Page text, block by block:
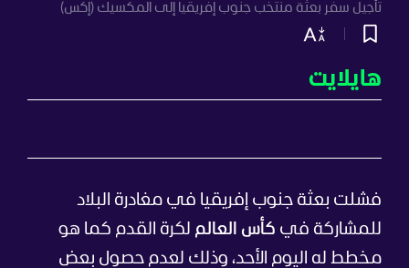
تأجيل سفر بعثة منتخب جنوب إفريقيا إلى المكسيك (إكس)
هايلايت
فشلت بعثة جنوب إفريقيا في مغادرة البلاد
للمشاركة في كأس العالم لكرة القدم كما هو
مخطط له اليوم الأحد، وذلك لعدم حصول بعض